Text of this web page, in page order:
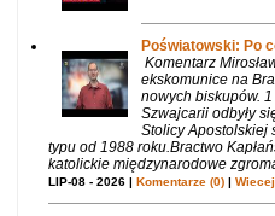
Poświatowski: Po
Komentarz
ekskomunice na
nowych biskupów.
Szwajcarii odbyły
Stolicy Apostolskiej
typu od 1988 roku.Bractwo
katolickie międzynarodowe
LIP-08 - 2026 | Komentarze (0)|